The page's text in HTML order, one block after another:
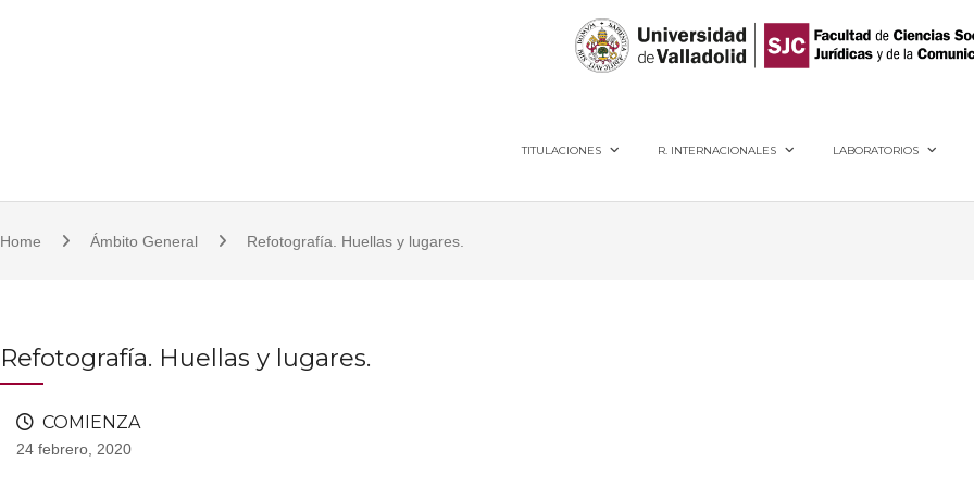
c
n
t
TITULACIONES R. INTERNACIONALES LABORATORIOS
Home Ámbito General Refotografía. Huellas y lugares.
Refotografía. Huellas y lugares.
COMIENZA
24 febrero, 2020